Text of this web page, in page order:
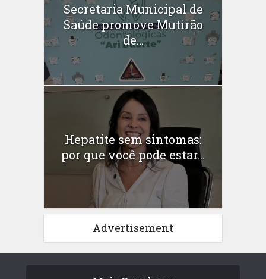
Secretaria Municipal de
Saúde promove Mutirão
de...
Hepatite sem sintomas:
por que você pode estar...
Advertisement